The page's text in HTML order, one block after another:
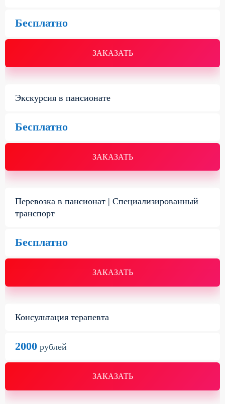
ЗАКАЗАТЬ
Бесплатно
Экскурсия в пансионате
ЗАКАЗАТЬ
Бесплатно
Перевозка в пансионат | Специализированный
транспорт
ЗАКАЗАТЬ
Бесплатно
Консультация терапевта
ЗАКАЗАТЬ
2000 рублей